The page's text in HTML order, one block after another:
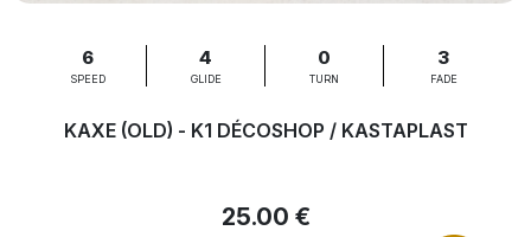
6
SPEED
4
GLIDE
0
TURN
3
FADE
KAXE (OLD) - K1 DÉCOSHOP / KASTAPLAST
25.00 €